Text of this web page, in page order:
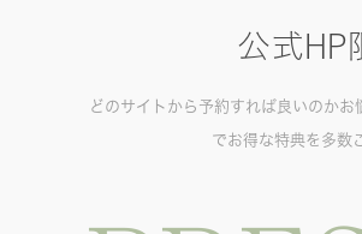
公式HP
どのサイトから予約すれば良いのか
でお得な特典を多数